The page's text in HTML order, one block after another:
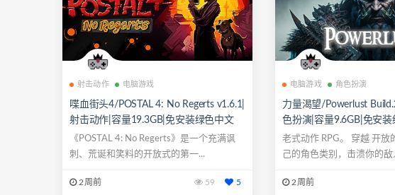
射击动作 电脑游戏
喋血街头4/POSTAL 4: No Regerts v1.6.1|
射击动作|容量19.3GB|免安装绿色中文
版|支持键盘.鼠标.手柄
《POSTAL 4: No Regerts》是一个充满讽
刺、荒诞和笑料的开放式的第一...
2周前 59 5
电脑游戏 角色扮演
力量渴望/Powerlust
色扮演|容量9.6GB|免安装
持键盘.鼠标.手柄
老式动作 RPG。 穿越 开放
己的角色类别，击溃你的敌
2周前